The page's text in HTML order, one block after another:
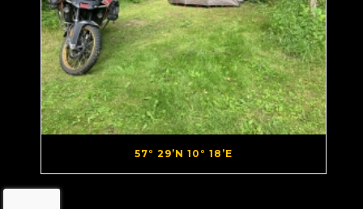
57° 29’N 10° 18’E